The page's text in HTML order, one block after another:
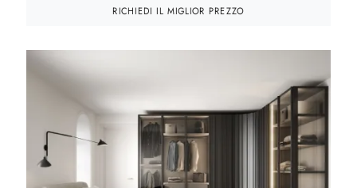
RICHIEDI IL MIGLIOR PREZZO